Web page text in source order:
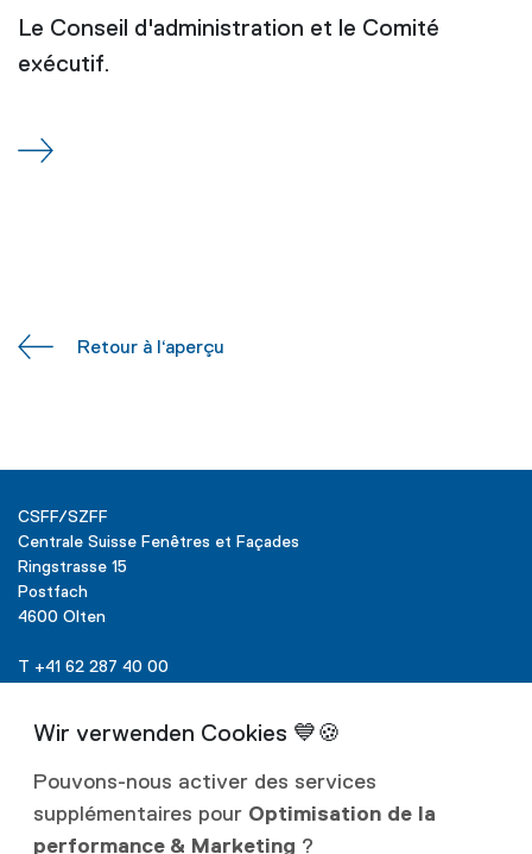
Le Conseil d'administration et le Comité
exécutif.
Retour à l‘aperçu
CSFF/SZFF
Centrale Suisse Fenêtres et Façades
Ringstrasse 15
Postfach
4600 Olten
T +41 62 287 40 00
Liens
Pouvons-nous activer des services
supplémentaires pour Optimisation de la
performance & Marketing ?